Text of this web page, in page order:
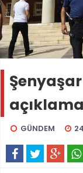
GÜNDEM